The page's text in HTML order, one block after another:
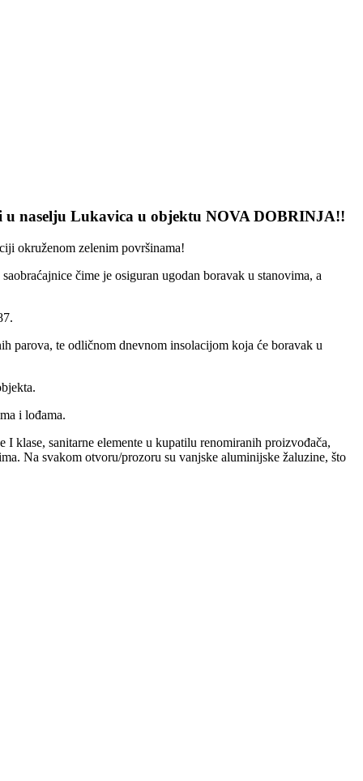
naselju Lukavica u objektu NOVA DOBRINJA!!
okruženom zelenim površinama!
čime je osiguran ugodan boravak u stanovima, a
parova, te odličnom dnevnom insolacijom koja će boravak u
i lođama.
sanitarne elemente u kupatilu renomiranih proizvođača,
Na svakom otvoru/prozoru su vanjske aluminijske žaluzine, što